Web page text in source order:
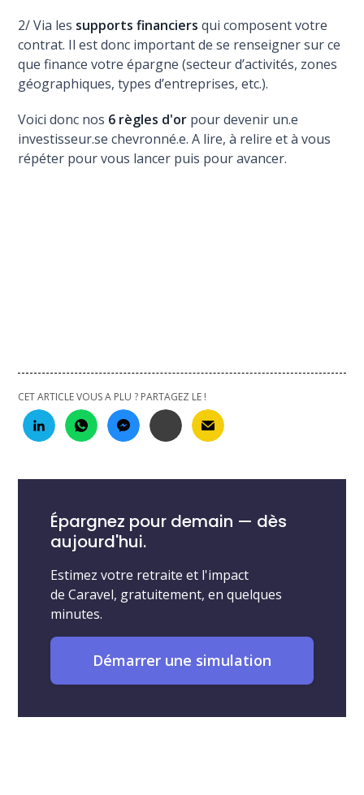
2/ Via les supports financiers qui composent votre
contrat. Il est donc important de se renseigner sur ce
que finance votre épargne (secteur d’activités, zones
géographiques, types d’entreprises, etc.).
Voici donc nos 6 règles d'or pour devenir un.e
investisseur.se chevronné.e. A lire, à relire et à vous
répéter pour vous lancer puis pour avancer.
CET ARTICLE VOUS A PLU ? PARTAGEZ LE !
Épargnez pour demain — dès
aujourd'hui.
Estimez votre retraite et l'impact
de Caravel, gratuitement, en quelques
minutes.
Démarrer une simulation